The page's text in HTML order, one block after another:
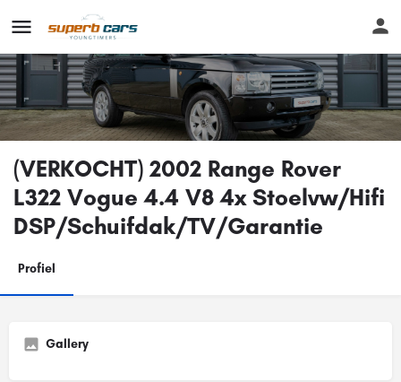
(VERKOCHT) 2002 Range Rover
L322 Vogue 4.4 V8 4x Stoelvw/Hifi
DSP/Schuifdak/TV/Garantie
Profiel
Gallery